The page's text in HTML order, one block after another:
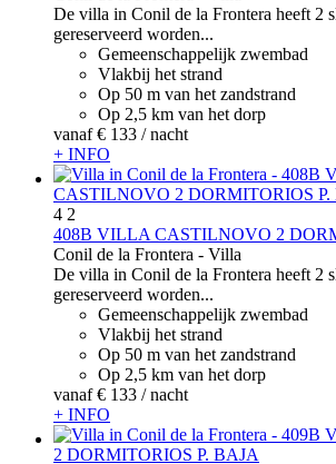
De villa in Conil de la Frontera heeft 2
gereserveerd worden...
Gemeenschappelijk zwembad
Vlakbij het strand
Op 50 m van het zandstrand
Op 2,5 km van het dorp
vanaf € 133 / nacht
+ INFO
4 2
408B VILLA CASTILNOVO 2
Conil de la Frontera - Villa
De villa in Conil de la Frontera heeft 2
gereserveerd worden...
Gemeenschappelijk zwembad
Vlakbij het strand
Op 50 m van het zandstrand
Op 2,5 km van het dorp
vanaf € 133 / nacht
+ INFO